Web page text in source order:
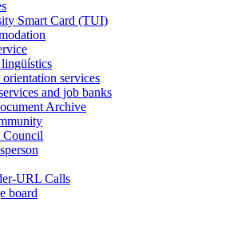
Smart Card (TUI)
lingüístics
orientation services
and job banks
Archive
Council
URL Calls
board